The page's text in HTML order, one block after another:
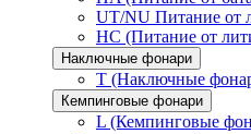
UT/NU Питание от
HC (Питание от
Наключные фонари
T (Наключные
Кемпинговые фонари
L (Кемпинговые